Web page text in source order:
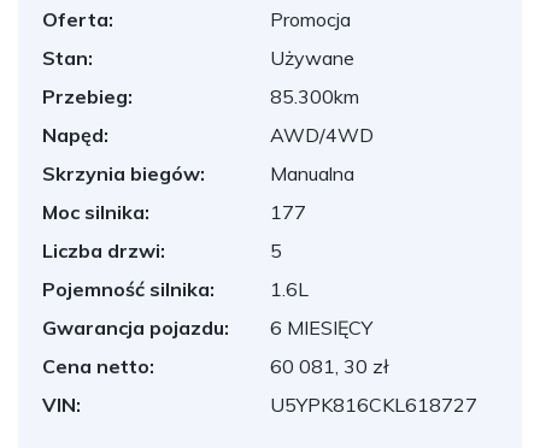
Oferta:
Promocja
Stan:
Używane
Przebieg:
85.300km
Napęd:
AWD/4WD
Skrzynia biegów:
Manualna
Moc silnika:
177
Liczba drzwi:
5
Pojemność silnika:
1.6L
Gwarancja pojazdu:
6 MIESIĘCY
Cena netto:
60 081, 30 zł
VIN:
U5YPK816CKL618727